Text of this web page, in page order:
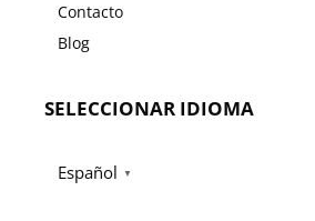
Contacto
Blog
SELECCIONAR IDIOMA
Español ▼